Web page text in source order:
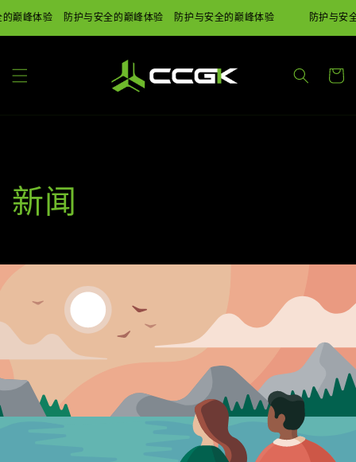
跳到内
容
巅峰体验 防护与安全的巅峰体验 防护与安全的巅峰体验 防护与安
物
新闻